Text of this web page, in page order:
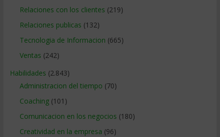
Relaciones con los clientes (219)
Relaciones publicas (132)
Tecnologia de Informacion (665)
Ventas (242)
Habilidades (2.843)
Administracion del tiempo (70)
Coaching(101)
Comunicacion en los negocios (180)
Creatividad en la empresa (96)